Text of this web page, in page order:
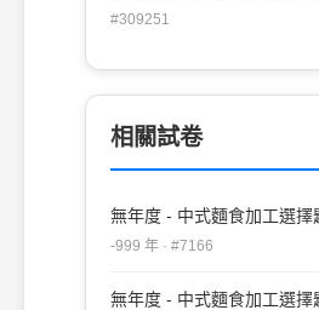
#309251
相關試卷
無年度 - 中式麵食加工選擇
-999 年 · #7166
無年度 - 中式麵食加工選擇